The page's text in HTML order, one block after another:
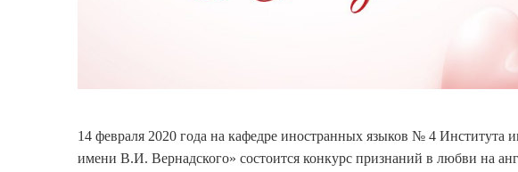
14 февраля 2020 года на кафедре иностранных языков № 4
имени В.И. Вернадского» состоится конкурс признаний в любви на